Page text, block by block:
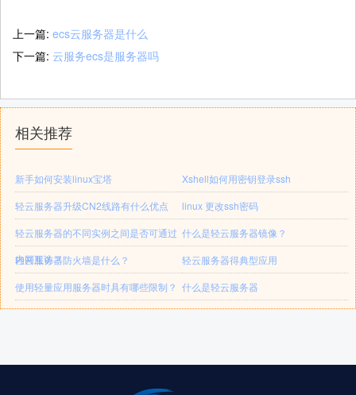
上一篇: ecs云服务器是什么
下一篇: 云服务ecs是服务器吗
相关推荐
新手如何安装linux宝塔
Xshell如何用密钥登录ssh
轻云服务器升级CN2线路有什么优点
linux 更改ssh密码
轻云服务器的不同实例之间是否可通过
内网互访？
什么是轻云服务器镜像？
轻云服务器防火墙是什么？
轻云服务器得典型应用
使用轻量应用服务器时具有哪些限制？ 什么是轻云服务器